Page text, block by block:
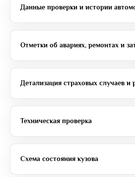
Данные проверки и истории
Отметки об авариях, ремонтах и
Детализация страховых случаев и
Техническая проверка
Схема состояния кузова